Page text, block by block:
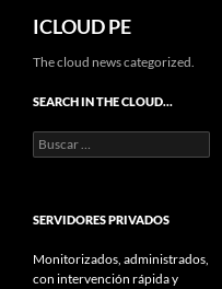
Saltar
contenido
ICLOUD PE
The cloud news categorized.
SEARCH IN THE CLOUD…
Buscar:
SERVIDORES PRIVADOS
Monitorizados, administrados,
con intervención rápida y